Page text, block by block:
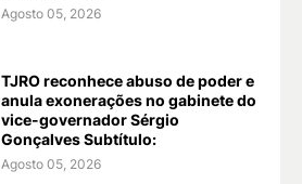
Agosto 05, 2026
TJRO reconhece abuso de poder e
anula exonerações no gabinete do
vice-governador Sérgio
Gonçalves Subtítulo:
Agosto 05, 2026